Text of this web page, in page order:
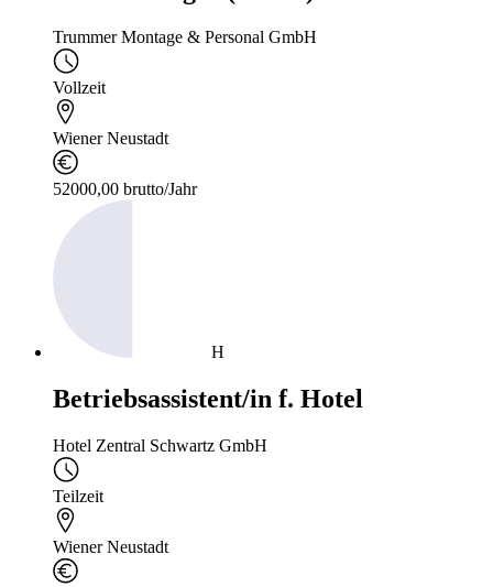
Trummer Montage & Personal GmbH
Vollzeit
Wiener Neustadt
52000,00 brutto/Jahr
H
Betriebsassistent/in f. Hotel
Hotel Zentral Schwartz GmbH
Teilzeit
Wiener Neustadt